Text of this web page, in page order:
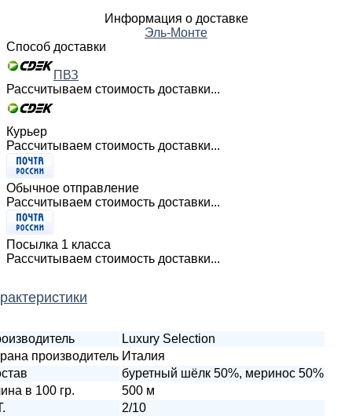
Информация о доставке
Эль-Монте
Способ доставки
ПВЗ
Рассчитываем стоимость доставки...
Курьер
Рассчитываем стоимость доставки...
Обычное отправление
Рассчитываем стоимость доставки...
Посылка 1 класса
Рассчитываем стоимость доставки...
Luxury Selection
производитель Италия
буретный шёлк 50%, меринос 50%
в 100 гр.
500 м
2/10